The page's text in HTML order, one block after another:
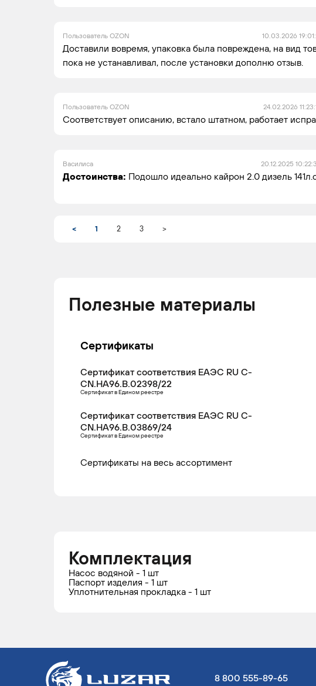
Пользователь OZON 10.03.2026
Доставили вовремя, упаковка была повреждена, на вид
пока не устанавливал, после установки дополню отзыв.
Пользователь OZON 24.02.2026
Соответствует описанию, встало штатном, работает
Василиса 20.12.2025
Достоинства: Подошло идеально кайрон 2.0 дизель
< 1 2 3 >
Полезные материалы
Сертификаты
Сертификат соответствия ЕАЭС RU С-
CN.НА96.В.02398/22
Сертификат в Едином реестре
Сертификат соответствия ЕАЭС RU С-
CN.НА96.В.03869/24
Сертификат в Едином реестре
Сертификаты на весь ассортимент
Комплектация
Насос водяной - 1 шт
Паспорт изделия - 1 шт
Уплотнительная прокладка - 1 шт
8 800 555-89-65